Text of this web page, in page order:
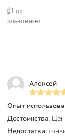
Можно мыть в
машине
Цвет Алексей
Опыт
Достоинства:
Недостатки: